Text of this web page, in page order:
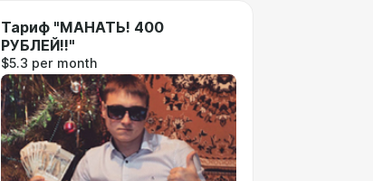
Тариф "МАНАТЬ! 400
РУБЛЕЙ!!"
$5.3 per month